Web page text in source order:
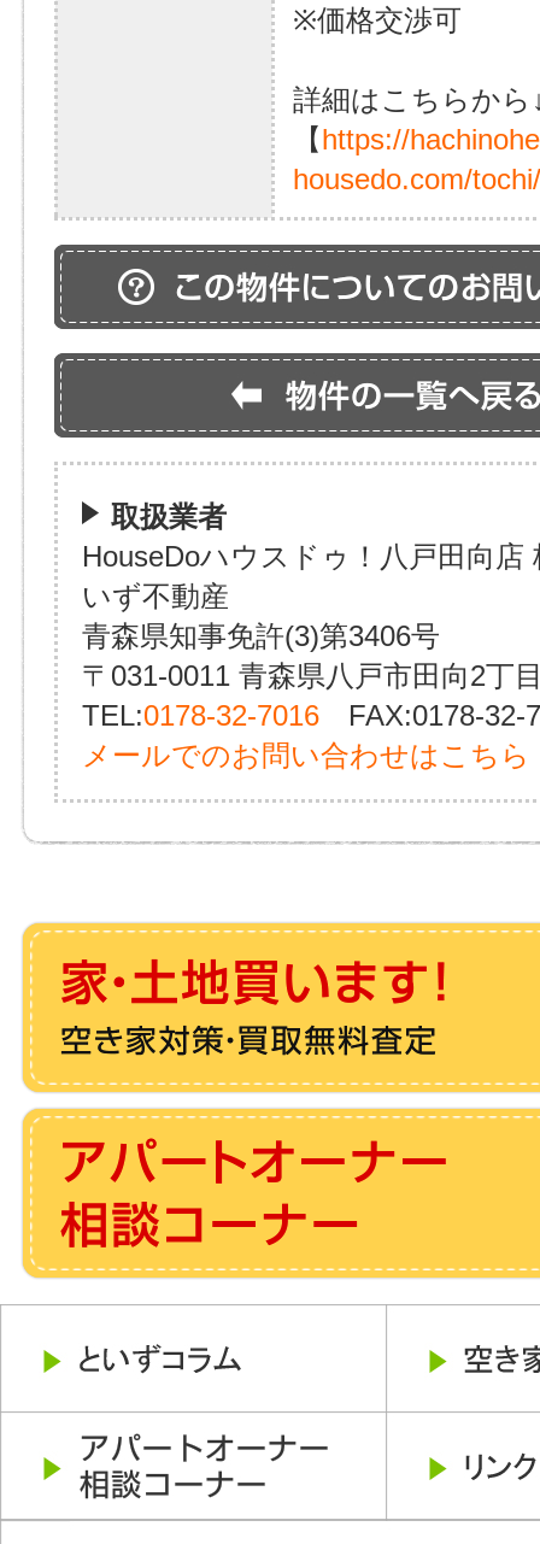
※価格交渉可
詳細はこちらから
【https://
housedo.com/
取扱業者
HouseDoハウスドゥ！八戸田向店
いず不動産
青森県知事免許(3)第3406号
〒031-0011 青森県八戸市田向2丁
TEL:0178-32-7016 FAX:0178-32-
メールでのお問い合わせはこちら